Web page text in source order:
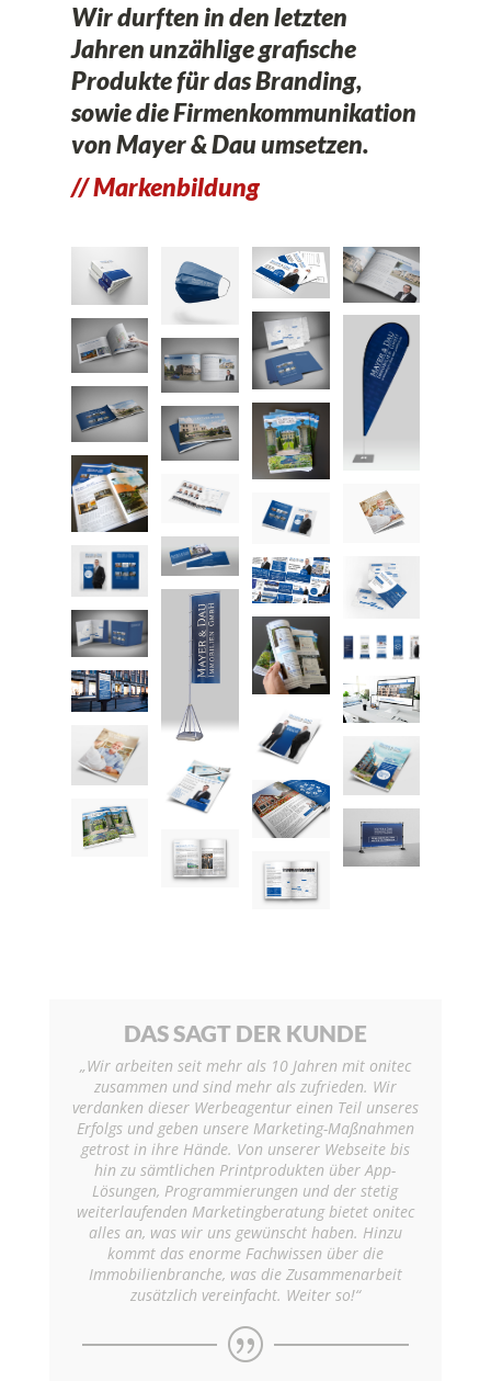
Wir durften in den letzten
Jahren unzählige grafische
Produkte für das Branding,
sowie die Firmenkommunikation
von Mayer & Dau umsetzen.
// Markenbildung
DAS SAGT DER KUNDE
„Wir arbeiten seit mehr als 10 Jahren mit onitec
zusammen und sind mehr als zufrieden. Wir
verdanken dieser Werbeagentur einen Teil unseres
Erfolgs und geben unsere Marketing-Maßnahmen
getrost in ihre Hände. Von unserer Webseite bis
hin zu sämtlichen Printprodukten über App-
Lösungen, Programmierungen und der stetig
weiterlaufenden Marketingberatung bietet onitec
alles an, was wir uns gewünscht haben. Hinzu
kommt das enorme Fachwissen über die
Immobilienbranche, was die Zusammenarbeit
zusätzlich vereinfacht. Weiter so!“
|